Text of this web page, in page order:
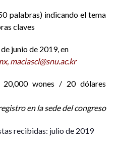
palabras) indicando el tema
claves
junio de 2019, en
maciascl@snu.ac.kr
wones / 20 dólares
en la sede del congreso
recibidas: julio de 2019